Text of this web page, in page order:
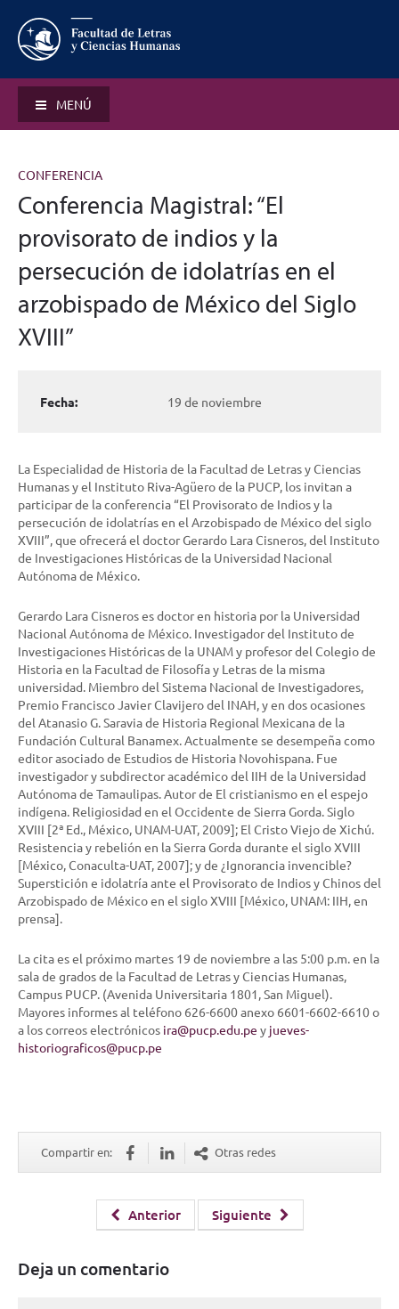
MENÚ
CONFERENCIA
Conferencia Magistral: “El
provisorato de indios y la
persecución de idolatrías en el
arzobispado de México del Siglo
XVIII”
Fecha: 19 de noviembre
La Especialidad de Historia de la Facultad de Letras y Ciencias
Humanas y el Instituto Riva-Agüero de la PUCP, los invitan a
participar de la conferencia “El Provisorato de Indios y la
persecución de idolatrías en el Arzobispado de México del siglo
XVIII”, que ofrecerá el doctor Gerardo Lara Cisneros, del Instituto
de Investigaciones Históricas de la Universidad Nacional
Autónoma de México.
Gerardo Lara Cisneroses doctor en historia por la Universidad
Nacional Autónoma de México. Investigador del Instituto de
Investigaciones Históricas de la UNAM y profesor del Colegio de
Historia en la Facultad de Filosofía y Letras de la misma
universidad. Miembro del Sistema Nacional de Investigadores,
Premio Francisco Javier Clavijero del INAH, y en dos ocasiones
del Atanasio G. Saravia de Historia Regional Mexicana de la
Fundación Cultural Banamex. Actualmente se desempeña como
editor asociado de Estudios de Historia Novohispana. Fue
investigador y subdirector académico del IIH de la Universidad
Autónoma de Tamaulipas. Autor de El cristianismo en el espejo
indígena. Religiosidad en el Occidente de Sierra Gorda. Siglo
XVIII [2ª Ed., México, UNAM-UAT, 2009]; El Cristo Viejo de Xichú.
Resistencia y rebelión en la Sierra Gorda durante el siglo XVIII
[México, Conaculta-UAT, 2007]; y de ¿Ignorancia invencible?
Superstición e idolatría ante el Provisorato de Indios y Chinos del
Arzobispado de México en el siglo XVIII [México, UNAM: IIH, en
prensa].
La cita es el próximo martes 19 de noviembre a las 5:00 p.m.en la
sala de grados de la Facultad de Letras y Ciencias Humanas,
Campus PUCP. (Avenida Universitaria 1801, San Miguel).
Mayores informes al teléfono 626-6600 anexo 6601-6602-6610 o
a los correos electrónicos ira@pucp.edu.pe y jueves-
historiograficos@pucp.pe
Compartir en: Otras redes
Anterior Siguiente
Deja un comentario